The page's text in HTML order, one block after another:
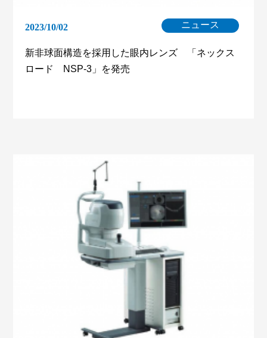
2023/10/02 ニュース
新非球面構造を採用した眼内レンズ 「ネックス
ロード NSP-3」を発売